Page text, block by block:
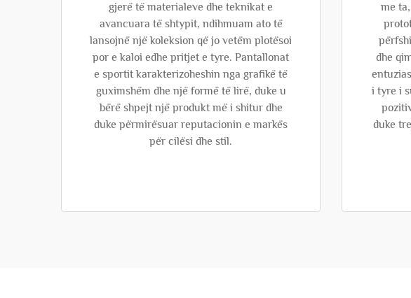
gjerë të materialeve dhe teknikat e
avancuara të shtypit, ndihmuam ato të
lansojnë një koleksion që jo vetëm plotësoi
por e kaloi edhe pritjet e tyre. Pantallonat
e sportit karakterizoheshin nga grafikë të
guximshëm dhe një formë të lirë, duke u
bërë shpejt një produkt më i shitur dhe
duke përmirësuar reputacionin e markës
për cilësi dhe stil.
me
dhe
i tyre i
duke